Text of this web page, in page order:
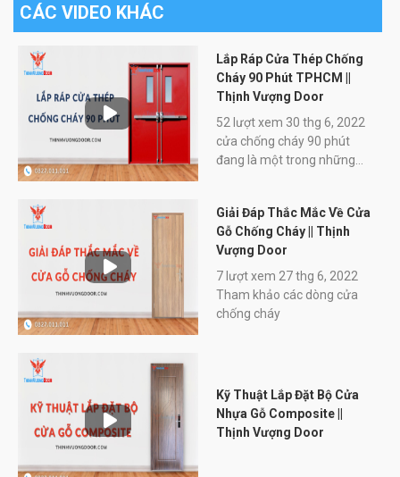
CÁC VIDEO KHÁC
Lắp Ráp Cửa Thép Chống
Cháy 90 Phút TPHCM ||
Thịnh Vượng Door
52 lượt xem 30 thg 6, 2022
cửa chống cháy 90 phút
đang là một trong những
sản phẩm cửa thép ngăn
cháy ngày một trở nên phổ
biến. Trong bài viết này Thịnh
Vượng Door xin phép gửi tới
các bạn những thông tin chi
tiết nhất về cửa thép chống
Giải Đáp Thắc Mắc Về Cửa
Gỗ Chống Cháy || Thịnh
Vượng Door
7 lượt xem 27 thg 6, 2022
Tham khảo các dòng cửa
chống cháy
Kỹ Thuật Lắp Đặt Bộ Cửa
Nhựa Gỗ Composite ||
Thịnh Vượng Door